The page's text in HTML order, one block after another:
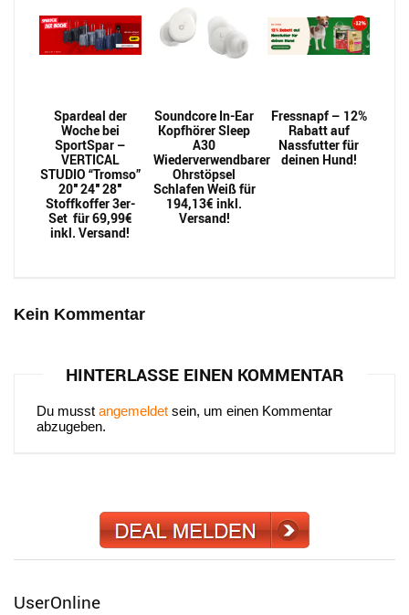
Spardeal der
Woche bei
SportSpar –
VERTICAL
STUDIO “Tromso”
20″ 24″ 28″
Stoffkoffer 3er-
Set für 69,99€
inkl. Versand!
Soundcore In-Ear
Kopfhörer Sleep
A30
Wiederverwendbarer
Ohrstöpsel
Schlafen Weiß für
194,13€ inkl.
Versand!
Fressnapf – 12%
Rabatt auf
Nassfutter für
deinen Hund!
Kein Kommentar
HINTERLASSE EINEN KOMMENTAR
Du musst angemeldet sein, um einen Kommentar
abzugeben.
UserOnline